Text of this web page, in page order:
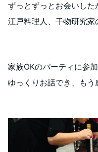
ずっとずっとお会いし
江戸料理人、干物研究家
家族OKのパーティに参
ゆっくりお話でき、もう